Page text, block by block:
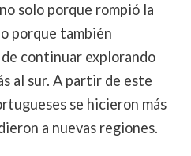
solo porque rompió la
porque también
continuar explorando
al sur. A partir de este
se hicieron más
a nuevas regiones.